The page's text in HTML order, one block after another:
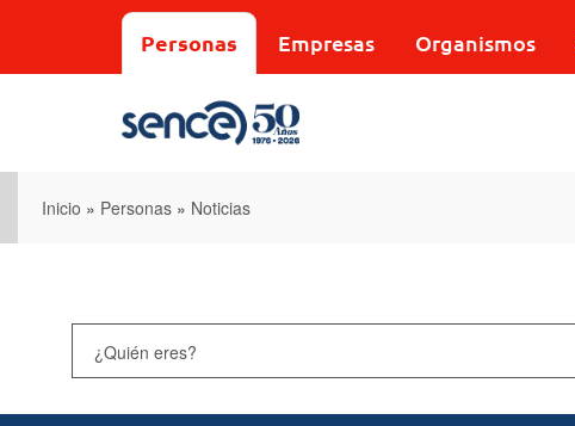
Personas Empresas Organismos
Inicio » Personas » Noticias